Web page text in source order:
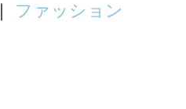
ファッション